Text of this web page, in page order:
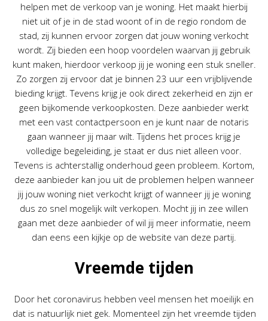
helpen met de verkoop van je woning. Het maakt hierbij
niet uit of je in de stad woont of in de regio rondom de
stad, zij kunnen ervoor zorgen dat jouw woning verkocht
wordt. Zij bieden een hoop voordelen waarvan jij gebruik
kunt maken, hierdoor verkoop jij je woning een stuk sneller.
Zo zorgen zij ervoor dat je binnen 23 uur een vrijblijvende
bieding krijgt. Tevens krijg je ook direct zekerheid en zijn er
geen bijkomende verkoopkosten. Deze aanbieder werkt
met een vast contactpersoon en je kunt naar de notaris
gaan wanneer jij maar wilt. Tijdens het proces krijg je
volledige begeleiding, je staat er dus niet alleen voor.
Tevens is achterstallig onderhoud geen probleem. Kortom,
deze aanbieder kan jou uit de problemen helpen wanneer
jij jouw woning niet verkocht krijgt of wanneer jij je woning
dus zo snel mogelijk wilt verkopen. Mocht jij in zee willen
gaan met deze aanbieder of wil jij meer informatie, neem
dan eens een kijkje op de website van deze partij.
Vreemde tijden
Door het coronavirus hebben veel mensen het moeilijk en
dat is natuurlijk niet gek. Momenteel zijn het vreemde tijden